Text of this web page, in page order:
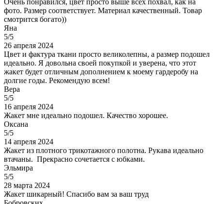
Очень понравился, цвет просто выше всех похвал, как на
фото. Размер соответствует. Материал качественный. Товар
смотрится богато))
Яна
5/5
26 апреля 2024
Цвет и фактура ткани просто великолепны, а размер подошел
идеально. Я довольна своей покупкой и уверена, что этот
жакет будет отличным дополнением к моему гардеробу на
долгие годы. Рекомендую всем!
Вера
5/5
16 апреля 2024
Жакет мне идеально подошел. Качество хорошее.
Оксана
5/5
14 апреля 2024
Жакет из плотного трикотажного полотна. Рукава идеально
втачаны. Прекрасно сочетается с юбками.
Эльмира
5/5
28 марта 2024
Жакет шикарный! Спасибо вам за ваш труд